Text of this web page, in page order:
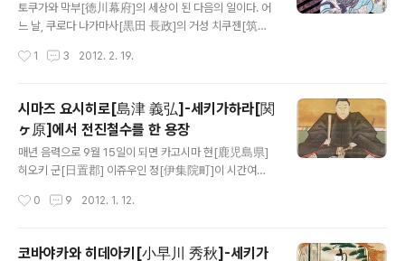
는 거함 7척을 이끌고, 키이의 사이가 포[雑賀浦] 앞에서
이시야마혼간지[石山本願寺] 측에 선 키이 사이가[雑
하였다. 사이가의 고전적 해적(海賊)의 전법으로는 신병기
토쿠가와 막부[徳川幕府]의 세상이 된 다음의 일이다. 어
느 날, 쿠로다 나가마사[黒田 長政]의 거성 치쿠젠[筑前]
[関ヶ原合戦]에 대한 이야기를 나누고 있었다. 그때 한 무
大将] 시마 사콘[島 左近]은 정말 무서웠지. 지금도 눈 앞
에 있는 듯 생생하게 기억난다니까”고 몸서리치며 말하자,
그곳에 있던 사람들 모두가 자기들도 그러하다며 수긍하였
다. 그러나 그 시마 사콘이 당시 어떤 모습을 하고 있었는지
에 대해서는 각자의 기억들이 달라 서로 맞지가 않았다. 그
이었던 사람을 불러다 물어보았다. 그 가신의 말에 따르면
1 3 2012. 2. 19.
시마즈 요시히로[島津 義弘]-세키가하라[関
ヶ原]에서 전진철수를 한 용장
매년 음력으로 9월 15일이 되면 카고시마 현[鹿児島県]
히오키 군[日置郡] 이쥬우인 정[伊集院町]이 시간여행
들이 오며 “체스토! 세키가하키라”를 외치면서 행진한다.
우[畜生]’라는 의미이며 화 났을 때나 분노했을 때 표현하
0 9 2012. 1. 12.
코바야카와 히데아키[小早川 秀秋]-세키가